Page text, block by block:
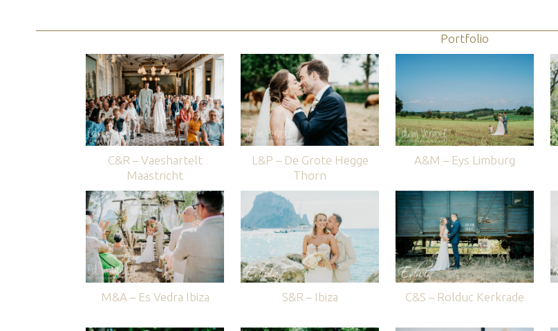
Portfolio
C&R – Vaeshartelt
Maastricht
L&P – De Grote Hegge
Thorn
A&M – Eys Limburg
M&A – Es Vedra Ibiza S&R – Ibiza C&S – Rolduc Kerkrade